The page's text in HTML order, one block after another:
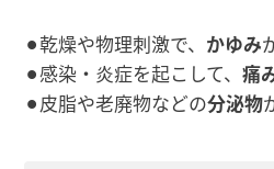
⚫︎乾燥や物理刺激で、 かゆみ
⚫︎感染・炎症を起こして、痛
⚫︎皮脂や老廃物などの分泌物